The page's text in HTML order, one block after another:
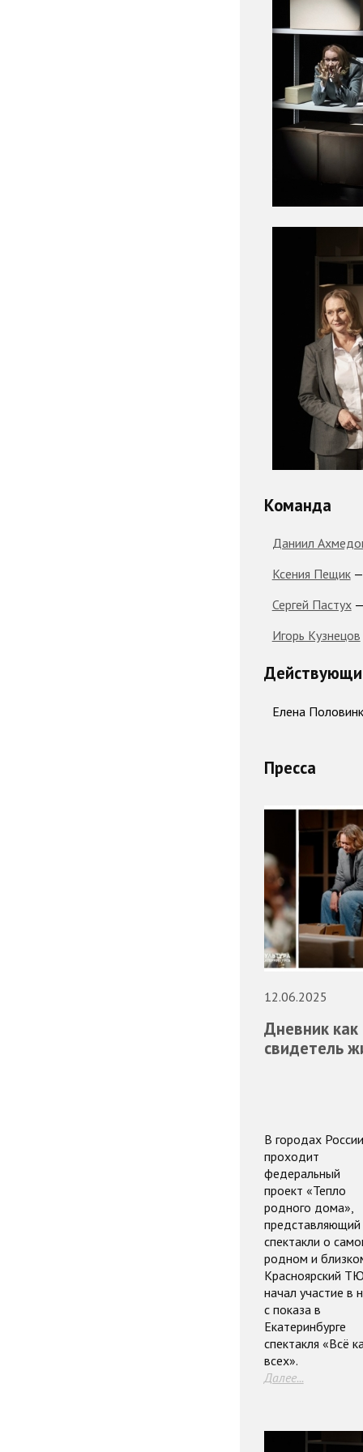
Команда
Даниил
Ксения Пещик—
Сергей Пастух—
Игорь Кузнецов
Елена
Пресса
12.06.2025
Дневник как
свидетель
В городах России
проходит
федеральный
проект «Тепло
родного дома»,
представляющий
спектакли о
родном и
Красноярский
начал участие в
с показа в
Екатеринбурге
спектакля «Всё
всех».
Далее...